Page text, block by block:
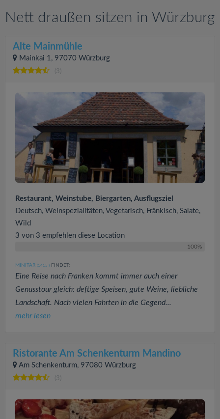
Nett draußen sitzen in Würzburg
Alte Mainmühle
Mainkai 1, 97070 Würzburg
(3)
Restaurant, Weinstube, Biergarten, Ausflugsziel
Deutsch, Weinspezialitäten, Vegetarisch, Fränkisch, Salate,
Wild
3 von 3 empfehlen diese Location
100%
MINITAR (1415 ) FINDET:
Eine Reise nach Franken kommt immer auch einer
Genusstour gleich: deftige Speisen, gute Weine, liebliche
Landschaft. Nach vielen Fahrten in die Gegend...
mehr lesen
Ristorante Am Schenkenturm Mandino
Am Schenkenturm, 97080 Würzburg
(3)